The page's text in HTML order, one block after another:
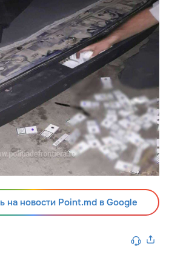
на новости Point.md в Google